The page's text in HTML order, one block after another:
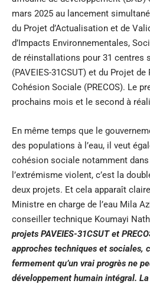
mars 2025 au lancement
du Projet d’Actualisation et de
d’Impacts Environnementales,
de réinstallations pour 31 centres
(PAVEIES-31CSUT) et du Projet de
Cohésion Sociale (PRECOS). Le
prochains mois et le second à
En même temps que le
des populations à l’eau, il veut
cohésion sociale notamment
l’extrémisme violent, c’est la
deux projets. Et cela apparaît
Ministre en charge de l’eau Mila
conseiller technique Koumayi
projets PAVEIES-31CSUT et
approches techniques et sociales,
fermement qu’un vrai progrès ne
développement humain intégral.